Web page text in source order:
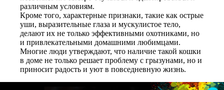
различным условиям.
Кроме того, характерные признаки, такие как острые
уши, выразительные глаза и мускулистое тело,
делают их не только эффективными охотниками, но
и привлекательными домашними любимцами.
Многие люди утверждают, что наличие такой кошки
в доме не только решает проблему с грызунами, но и
приносит радость и уют в повседневную жизнь.